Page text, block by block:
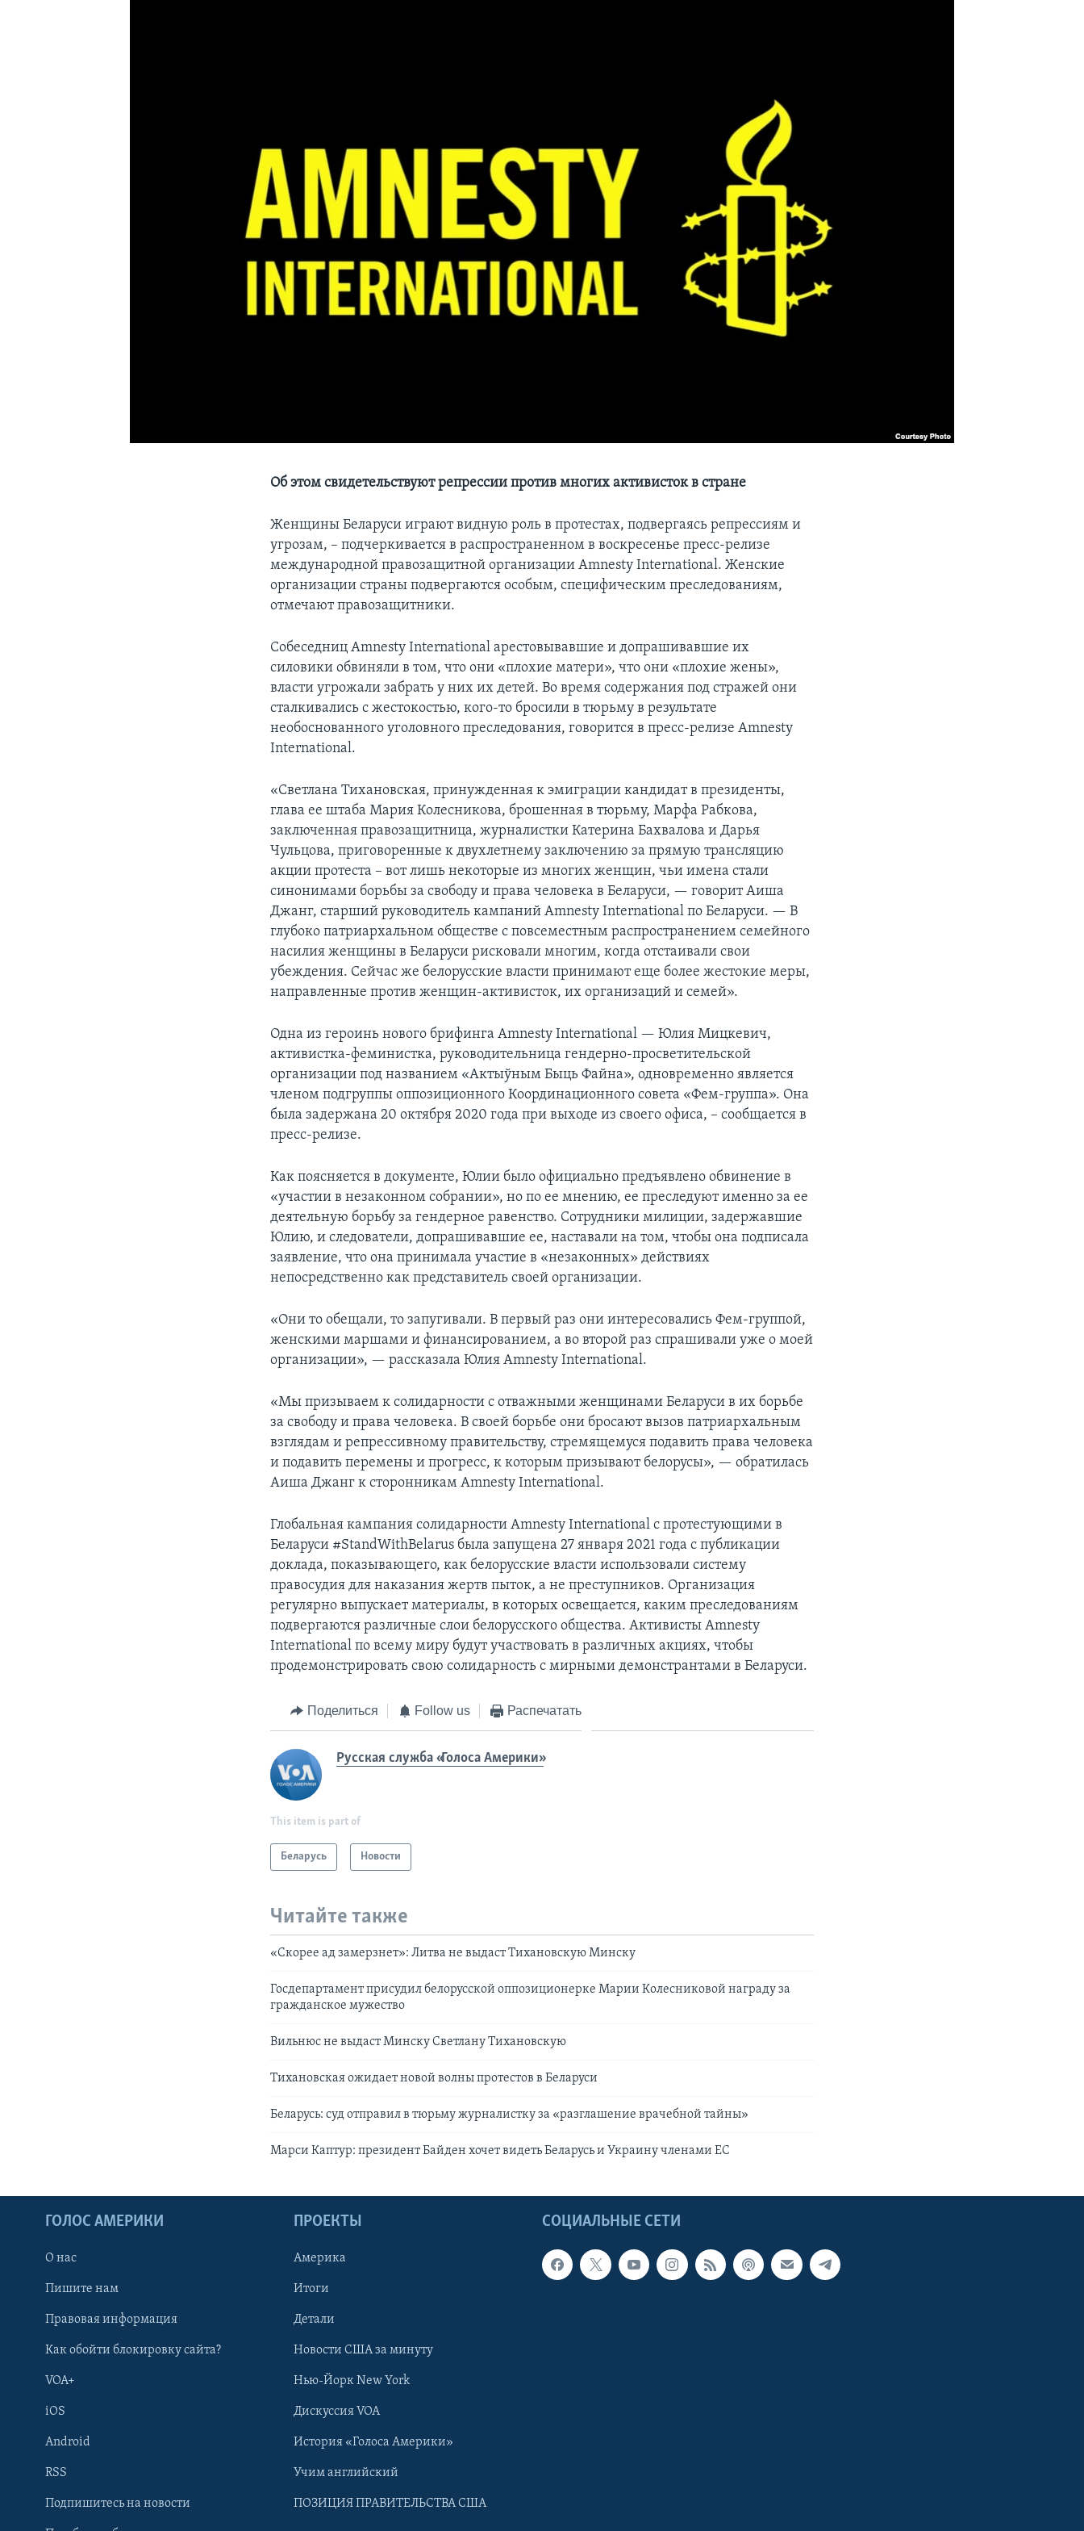
Learning English
Об этом свидетельствуют репрессии против многих активисток в стране
Женщины Беларуси играют видную роль в протестах, подвергаясь репрессиям и
угрозам, – подчеркивается в распространенном в воскресенье пресс-релизе
международной правозащитной организации Amnesty International. Женские
организации страны подвергаются особым, специфическим преследованиям,
отмечают правозащитники.
Собеседниц Amnesty International арестовывавшие и допрашивавшие их
силовики обвиняли в том, что они «плохие матери», что они «плохие жены»,
власти угрожали забрать у них их детей. Во время содержания под стражей они
сталкивались с жестокостью, кого-то бросили в тюрьму в результате
необоснованного уголовного преследования, говорится в пресс-релизе Amnesty
International.
«Светлана Тихановская, принужденная к эмиграции кандидат в президенты,
глава ее штаба Мария Колесникова, брошенная в тюрьму, Марфа Рабкова,
заключенная правозащитница, журналистки Катерина Бахвалова и Дарья
Чульцова, приговоренные к двухлетнему заключению за прямую трансляцию
акции протеста – вот лишь некоторые из многих женщин, чьи имена стали
синонимами борьбы за свободу и права человека в Беларуси, — говорит Аиша
Джанг, старший руководитель кампаний Amnesty International по Беларуси. — В
глубоко патриархальном обществе с повсеместным распространением семейного
насилия женщины в Беларуси рисковали многим, когда отстаивали свои
убеждения. Сейчас же белорусские власти принимают еще более жестокие меры,
направленные против женщин-активисток, их организаций и семей».
Одна из героинь нового брифинга Amnesty International — Юлия Мицкевич,
активистка-феминистка, руководительница гендерно-просветительской
организации под названием «Актыўным Быць Файна», одновременно является
членом подгруппы оппозиционного Координационного совета «Фем-группа». Она
была задержана 20 октября 2020 года при выходе из своего офиса, – сообщается в
пресс-релизе.
Как поясняется в документе, Юлии было официально предъявлено обвинение в
«участии в незаконном собрании», но по ее мнению, ее преследуют именно за ее
деятельную борьбу за гендерное равенство. Сотрудники милиции, задержавшие
Юлию, и следователи, допрашивавшие ее, наставали на том, чтобы она подписала
заявление, что она принимала участие в «незаконных» действиях
непосредственно как представитель своей организации.
«Они то обещали, то запугивали. В первый раз они интересовались Фем-группой,
женскими маршами и финансированием, а во второй раз спрашивали уже о моей
организации», — рассказала Юлия Amnesty International.
«Мы призываем к солидарности с отважными женщинами Беларуси в их борьбе
за свободу и права человека. В своей борьбе они бросают вызов патриархальным
взглядам и репрессивному правительству, стремящемуся подавить права человека
и подавить перемены и прогресс, к которым призывают белорусы», — обратилась
Аиша Джанг к сторонникам Amnesty International.
Глобальная кампания солидарности Amnesty International с протестующими в
Беларуси #StandWithBelarus была запущена 27 января 2021 года с публикации
доклада, показывающего, как белорусские власти использовали систему
правосудия для наказания жертв пыток, а не преступников. Организация
регулярно выпускает материалы, в которых освещается, каким преследованиям
подвергаются различные слои белорусского общества. Активисты Amnesty
International по всему миру будут участвовать в различных акциях, чтобы
продемонстрировать свою солидарность с мирными демонстрантами в Беларуси.
Поделиться Follow us Распечатать
Русская служба «Голоса Америки»
This item is part of
Беларусь Новости
Читайте также
«Скорее ад замерзнет»: Литва не выдаст Тихановскую Минску
Госдепартамент присудил белорусской оппозиционерке Марии Колесниковой награду за
гражданское мужество
Вильнюс не выдаст Минску Светлану Тихановскую
Тихановская ожидает новой волны протестов в Беларуси
Беларусь: суд отправил в тюрьму журналистку за «разглашение врачебной тайны»
Марси Каптур: президент Байден хочет видеть Беларусь и Украину членами ЕС
СОЦИАЛЬНЫЕ СЕТИ
ГОЛОС АМЕРИКИ
О нас
Пишите нам
Правовая информация
Как обойти блокировку сайта?
VOA+
iOS
Android
RSS
Подпишитесь на новости
ПРОЕКТЫ
Америка
Итоги
Детали
Новости США за минуту
Нью-Йорк New York
Дискуссия VOA
История «Голоса Америки»
Учим английский
ПОЗИЦИЯ ПРАВИТЕЛЬСТВА США